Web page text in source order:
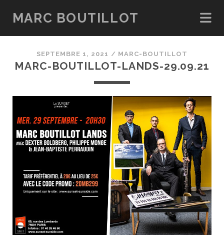
MARC BOUTILLOT
SEPTEMBRE 1, 2021 / MARC-BOUTILLOT
MARC-BOUTILLOT-LANDS-29.09.21